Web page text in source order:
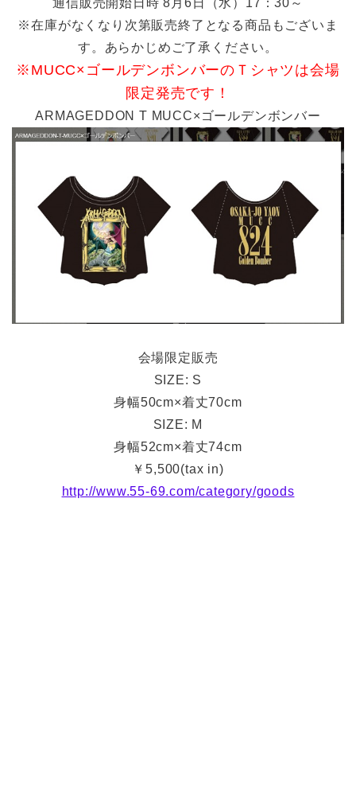
通信販売開始日時 8月6日（水）17：30～
※在庫がなくなり次第販売終了となる商品もございま
す。あらかじめご了承ください。
※MUCC×ゴールデンボンバーのＴシャツは会場
限定発売です！
ARMAGEDDON T MUCC×ゴールデンボンバー
会場限定販売
SIZE: S
身幅50cm×着丈70cm
SIZE: M
身幅52cm×着丈74cm
￥5,500(tax in)
http://www.55-69.com/category/goods